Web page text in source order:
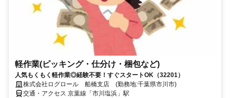
軽作業(ピッキング・仕分け・梱包など)
人気もくもく軽作業◎経験不要！すぐスタートOK（32201）
株式会社ログロール 船橋支店 (勤務地:千葉県市川市)
交通・アクセス 京葉線「市川塩浜」駅